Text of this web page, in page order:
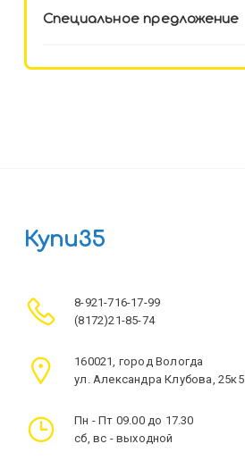
Специальное предложение
Купи35
8-921-716-17-99
(8172)21-85-74
160021, город Вологда
ул. Александра Клубова, 25к5
Пн - Пт 09.00 до 17.30
сб, вс - выходной